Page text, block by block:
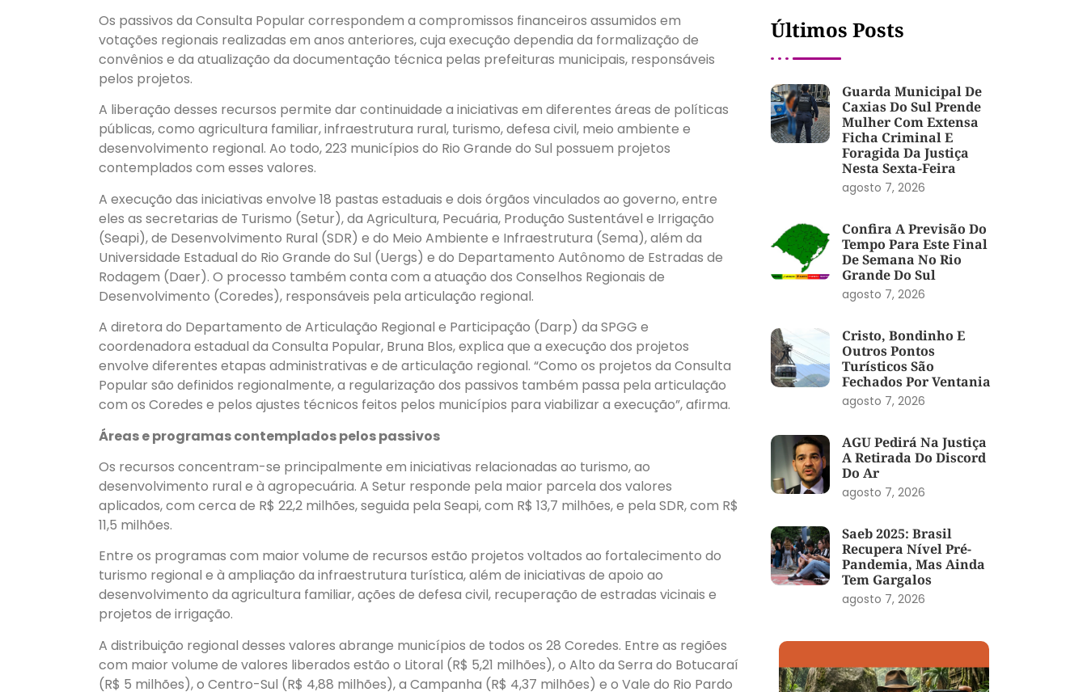
Os passivos da Consulta Popular correspondem a compromissos financeiros assumidos em
votações regionais realizadas em anos anteriores, cuja execução dependia da formalização de
convênios e da atualização da documentação técnica pelas prefeituras municipais, responsáveis
pelos projetos.
A liberação desses recursos permite dar continuidade a iniciativas em diferentes áreas de políticas
públicas, como agricultura familiar, infraestrutura rural, turismo, defesa civil, meio ambiente e
desenvolvimento regional. Ao todo, 223 municípios do Rio Grande do Sul possuem projetos
contemplados com esses valores.
A execução das iniciativas envolve 18 pastas estaduais e dois órgãos vinculados ao governo, entre
eles as secretarias de Turismo (Setur), da Agricultura, Pecuária, Produção Sustentável e Irrigação
(Seapi), de Desenvolvimento Rural (SDR) e do Meio Ambiente e Infraestrutura (Sema), além da
Universidade Estadual do Rio Grande do Sul (Uergs) e do Departamento Autônomo de Estradas de
Rodagem (Daer). O processo também conta com a atuação dos Conselhos Regionais de
Desenvolvimento (Coredes), responsáveis pela articulação regional.
A diretora do Departamento de Articulação Regional e Participação (Darp) da SPGG e
coordenadora estadual da Consulta Popular, Bruna Blos, explica que a execução dos projetos
envolve diferentes etapas administrativas e de articulação regional. “Como os projetos da Consulta
Popular são definidos regionalmente, a regularização dos passivos também passa pela articulação
com os Coredes e pelos ajustes técnicos feitos pelos municípios para viabilizar a execução”, afirma.
Áreas e programas contemplados pelos passivos
Os recursos concentram-se principalmente em iniciativas relacionadas ao turismo, ao
desenvolvimento rural e à agropecuária. A Setur responde pela maior parcela dos valores
aplicados, com cerca de R$ 22,2 milhões, seguida pela Seapi, com R$ 13,7 milhões, e pela SDR, com R$
11,5 milhões.
Entre os programas com maior volume de recursos estão projetos voltados ao fortalecimento do
turismo regional e à ampliação da infraestrutura turística, além de iniciativas de apoio ao
desenvolvimento da agricultura familiar, ações de defesa civil, recuperação de estradas vicinais e
projetos de irrigação.
A distribuição regional desses valores abrange municípios de todos os 28 Coredes. Entre as regiões
com maior volume de valores liberados estão o Litoral (R$ 5,21 milhões), o Alto da Serra do Botucaraí
(R$ 5 milhões), o Centro-Sul (R$ 4,88 milhões), a Campanha (R$ 4,37 milhões) e o Vale do Rio Pardo
Últimos Posts
Guarda Municipal De
Caxias Do Sul Prende
Mulher Com Extensa
Ficha Criminal E
Foragida Da Justiça
Nesta Sexta-Feira
agosto 7, 2026
Confira A Previsão Do
Tempo Para Este Final
De Semana No Rio
Grande Do Sul
agosto 7, 2026
Cristo, Bondinho E
Outros Pontos
Turísticos São
Fechados Por Ventania
agosto 7, 2026
AGU Pedirá Na Justiça
A Retirada Do Discord
Do Ar
agosto 7, 2026
Saeb 2025: Brasil
Recupera Nível Pré-
Pandemia, Mas Ainda
Tem Gargalos
agosto 7, 2026